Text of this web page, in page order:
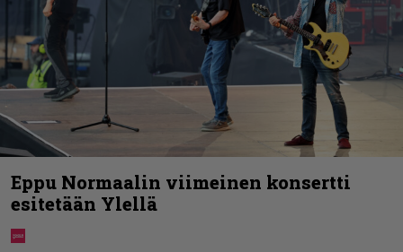
Eppu Normaalin viimeinen konsertti
esitetään Ylellä